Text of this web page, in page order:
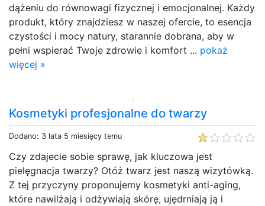
dążeniu do równowagi fizycznej i emocjonalnej. Każdy
produkt, który znajdziesz w naszej ofercie, to esencja
czystości i mocy natury, starannie dobrana, aby w
pełni wspierać Twoje zdrowie i komfort ... pokaż
więcej »
Kosmetyki profesjonalne do twarzy
Dodano: 3 lata 5 miesięcy temu
Czy zdajecie sobie sprawę, jak kluczowa jest
pielęgnacja twarzy? Otóż twarz jest naszą wizytówką.
Z tej przyczyny proponujemy kosmetyki anti-aging,
które nawilżają i odżywiają skórę, ujędrniają ją i